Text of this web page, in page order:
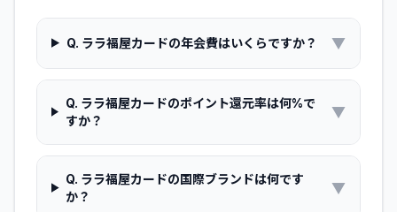
Q. ララ福屋カードの年会費はいくらですか？ ▼
Q. ララ福屋カードのポイント還元率は何%で
すか？
▼
Q. ララ福屋カードの国際ブランドは何です
か？
▼